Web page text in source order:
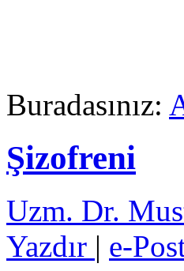
Buradasınız:
Şizofreni
Uzm. Dr.
Yazdır | e-